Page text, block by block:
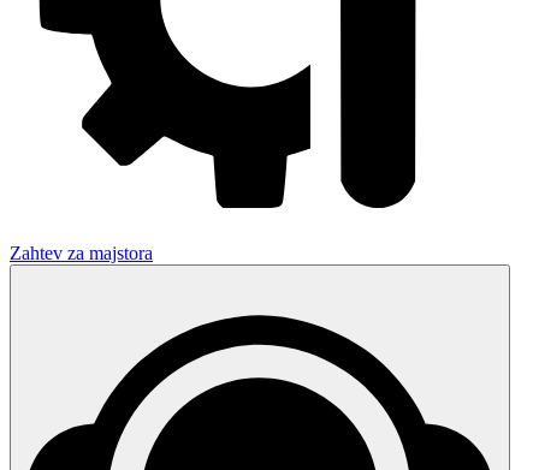
Zahtev za majstora